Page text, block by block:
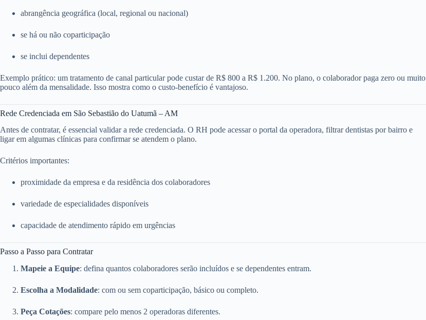
abrangência geográfica (local, regional ou nacional)
se há ou não coparticipação
se inclui dependentes
Exemplo prático: um tratamento de canal particular pode custar de R$ 800 a R$ 1.200. No plano, o colaborador paga zero ou muito
pouco além da mensalidade. Isso mostra como o custo-benefício é vantajoso.
Rede Credenciada em São Sebastião do Uatumã – AM
Antes de contratar, é essencial validar a rede credenciada. O RH pode acessar o portal da operadora, filtrar dentistas por bairro e
ligar em algumas clínicas para confirmar se atendem o plano.
Critérios importantes:
proximidade da empresa e da residência dos colaboradores
variedade de especialidades disponíveis
capacidade de atendimento rápido em urgências
Passo a Passo para Contratar
Mapeie a Equipe: defina quantos colaboradores serão incluídos e se dependentes entram.
Escolha a Modalidade: com ou sem coparticipação, básico ou completo.
Peça Cotações: compare pelo menos 2 operadoras diferentes.